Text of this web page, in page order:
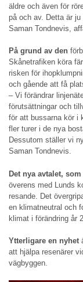
äldre och även för
på och av. Detta är
Saman Tondnevis,
På grund av den
Skånetrafiken köra
risken för
och gående att få
– Vi förändrar
förutsättningar och
för att bussarna kör i
fler turer i de nya
Dessutom ställer vi
Saman Tondnevis.
Det nya avtalet, som
överens med Lunds
resande. Det
en klimatneutral och
klimat i förändring år
Ytterligare en nyhet
att hjälpa resenärer
vägbyggen.